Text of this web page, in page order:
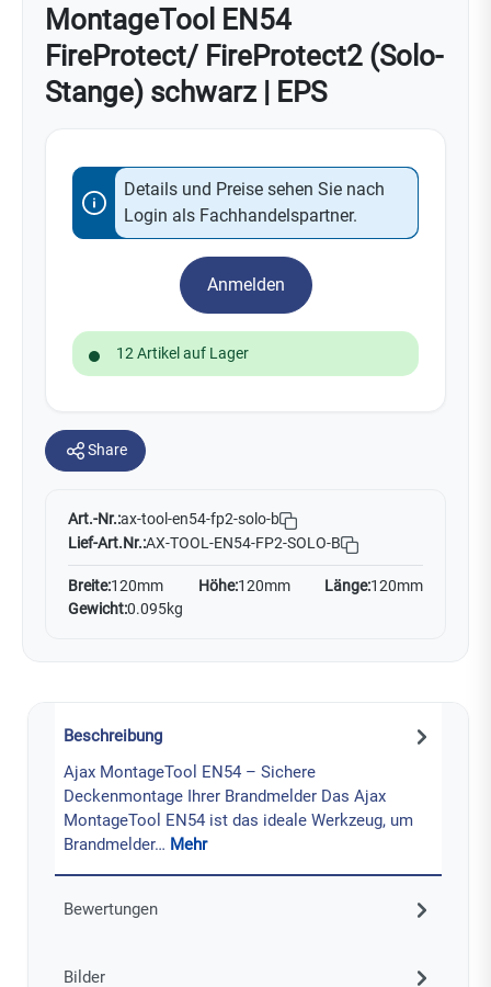
MontageTool EN54
FireProtect/ FireProtect2 (Solo-
Stange) schwarz | EPS
Details und Preise sehen Sie nach
Login als Fachhandelspartner.
Anmelden
12 Artikel auf Lager
Share
Art.-Nr.:ax-tool-en54-fp2-solo-b
Lief-Art.Nr.:AX-TOOL-EN54-FP2-SOLO-B
Breite:120mm Höhe:120mm Länge:120mm
Gewicht:0.095kg
Beschreibung
Ajax MontageTool EN54 – Sichere
Deckenmontage Ihrer Brandmelder Das Ajax
MontageTool EN54 ist das ideale Werkzeug, um
Brandmelder… Mehr
Bewertungen
Bilder